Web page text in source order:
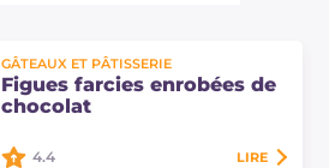
GÂTEAUX ET PÂTISSERIE
Figues farcies enrobées de
chocolat
4.4 LIRE